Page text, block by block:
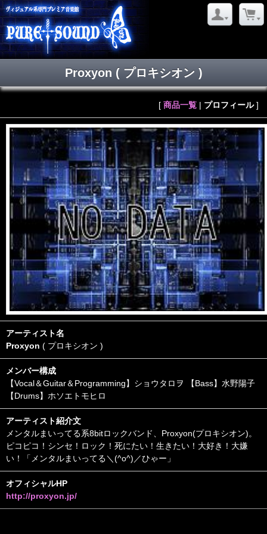
Proxyon ( プロキシオン )
[ 商品一覧 | プロフィール]
アーティスト名
Proxyon ( プロキシオン )
メンバー構成
【Vocal＆Guitar＆Programming】ショウタロヲ 【Bass】水野陽子
【Drums】ホソエトモヒロ
アーティスト紹介文
メンタルまいってる系8bitロックバンド、Proxyon(プロキシオン)。
ピコピコ！シンセ！ロック！死にたい！生きたい！大好き！大嫌
い！「メンタルまいってる＼(^o^)／ひゃー」
オフィシャルHP
http://proxyon.jp/